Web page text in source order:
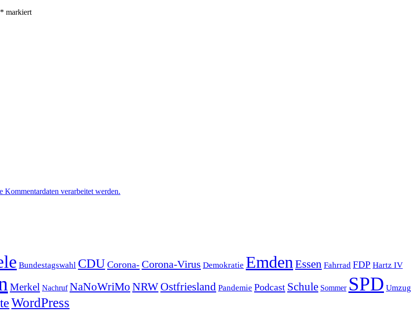
* markiert
Kommentardaten verarbeitet werden.
Bundestagswahl CDUCorona- Corona-Virus Demokratie Emden Essen Fahrrad FDP Hartz IV
Merkel Nachruf NaNoWriMo NRWOstfriesland Pandemie Podcast Schule Sommer SPD Umzug
WordPress